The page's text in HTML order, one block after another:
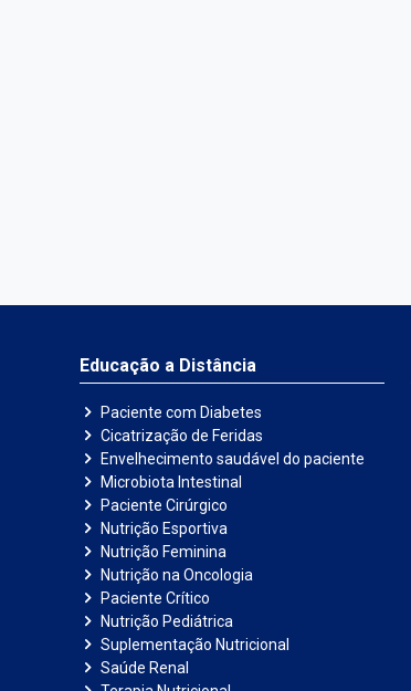
Educação a Distância
Paciente com Diabetes
Cicatrização de Feridas
Envelhecimento saudável do paciente
Microbiota Intestinal
Paciente Cirúrgico
Nutrição Esportiva
Nutrição Feminina
Nutrição na Oncologia
Paciente Crítico
Nutrição Pediátrica
Suplementação Nutricional
Saúde Renal